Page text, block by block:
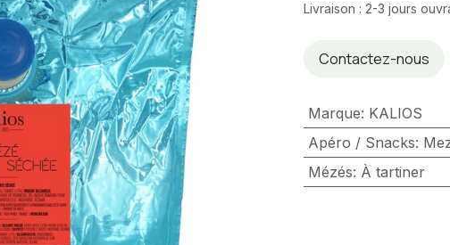
Livraison : 2-3 jours
Contactez-nous
Marque: KALIOS
Apéro / Snacks:
Mézés: À tartiner